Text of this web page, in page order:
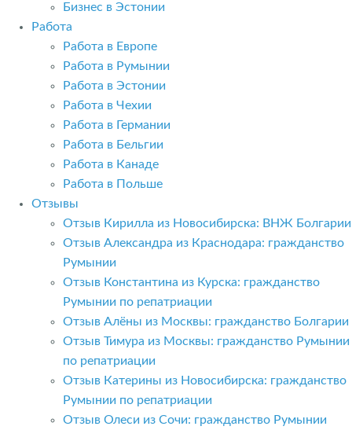
Бизнес в Эстонии
Работа
Работа в Европе
Работа в Румынии
Работа в Эстонии
Работа в Чехии
Работа в Германии
Работа в Бельгии
Работа в Канаде
Работа в Польше
Отзывы
Отзыв Кирилла из Новосибирска: ВНЖ Болгарии
Отзыв Александра из Краснодара: гражданство
Румынии
Отзыв Константина из Курска: гражданство
Румынии по репатриации
Отзыв Алёны из Москвы: гражданство Болгарии
Отзыв Тимура из Москвы: гражданство Румынии
по репатриации
Отзыв Катерины из Новосибирска: гражданство
Румынии по репатриации
Отзыв Олеси из Сочи: гражданство Румынии